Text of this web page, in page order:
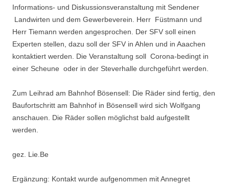
Informations- und Diskussionsveranstaltung mit Sendener
Landwirten und dem Gewerbeverein. Herr Füstmann und
Herr Tiemann werden angesprochen. Der SFV soll einen
Experten stellen, dazu soll der SFV in Ahlen und in Aaachen
kontaktiert werden. Die Veranstaltung soll Corona-bedingt in
einer Scheune oder in der Steverhalle durchgeführt werden.
Zum Leihrad am Bahnhof Bösensell: Die Räder sind fertig, den
Baufortschritt am Bahnhof in Bösensell wird sich Wolfgang
anschauen. Die Räder sollen möglichst bald aufgestellt
werden.
gez. Lie.Be
Ergänzung: Kontakt wurde aufgenommen mit Annegret